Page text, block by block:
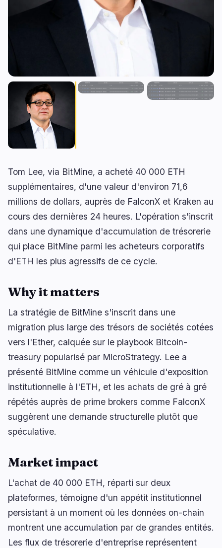
Financement 0
Paiements 1
Partenariats
Adoption
Écosystèmes
Ethereum 0
Solana 0
🔥 Tendances actuelles dernières 3h
BULLISH il y a 57 minutes
Bitcoin : la Thaïlande confirme 0 % d’impôt sur
les gains
BULLISH il y a 2 heures
USDC : Circle renouvelle son accord avec
Coinbase
Capitaux : les fonds cherchent des opportunités
malgré la baisse
↑ ↓ naviguer ↵ ouvrir esc fermer
Tom Lee, via BitMine, a acheté 40 000 ETH
supplémentaires, d'une valeur d'environ 71,6
millions de dollars, auprès de FalconX et Kraken au
cours des dernières 24 heures. L'opération s'inscrit
dans une dynamique d'accumulation de trésorerie
qui place BitMine parmi les acheteurs corporatifs
d'ETH les plus agressifs de ce cycle.
Why it matters
La stratégie de BitMine s'inscrit dans une
migration plus large des trésors de sociétés cotées
vers l'Ether, calquée sur le playbook Bitcoin-
treasury popularisé par MicroStrategy. Lee a
présenté BitMine comme un véhicule d'exposition
institutionnelle à l'ETH, et les achats de gré à gré
répétés auprès de prime brokers comme FalconX
suggèrent une demande structurelle plutôt que
spéculative.
Market impact
L'achat de 40 000 ETH, réparti sur deux
plateformes, témoigne d'un appétit institutionnel
persistant à un moment où les données on-chain
montrent une accumulation par de grandes entités.
Les flux de trésorerie d'entreprise représentent